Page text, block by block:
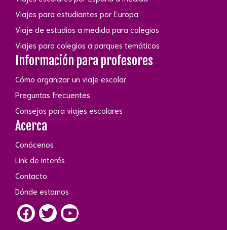
Viajes para estudiantes por Europa
Viaje de estudios a medida para colegios
Viajes para colegios a parques temáticos
Información para profesores
Cómo organizar un viaje escolar
Preguntas frecuentes
Consejos para viajes escolares
Acerca
Conócenos
Link de interés
Contacto
Dónde estamos